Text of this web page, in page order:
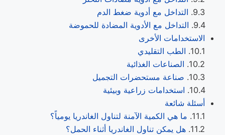
التداخل مع أدوية ضغط الدم
التداخل مع الأدوية المضادة للحموضة
الاستخدامات الأخرى
الطب التقليدي
الصناعات الغذائية
صناعة مستحضرات التجميل
استخدامات زراعية وبيئية
أسئلة شائعة
ما هي الكمية الآمنة لتناول الغاندريا يومياً؟
هل يمكن تناول الغاندريا أثناء الحمل؟